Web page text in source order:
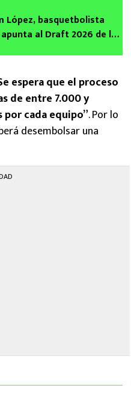
López, basquetbolista
al Draft 2026 de la
espera que el proceso
de entre 7.000 y
cada equipo”. Por lo
desembolsar una